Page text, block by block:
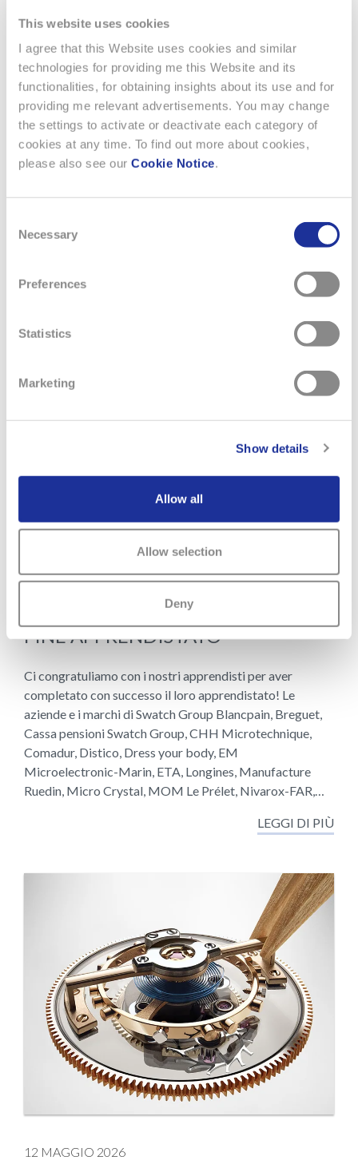
This website uses cookies
I agree that this Website uses cookies and similar
technologies for providing me this Website and its
functionalities, for obtaining insights about its use and for
providing me relevant advertisements. You may change
the settings to activate or deactivate each category of
cookies at any time. To find out more about cookies,
please also see our Cookie Notice.
Selection
Necessary
Preferences
Statistics
Marketing
Show details
Allow all
Allow selection
Deny
21 LUGLIO 2026 AD HOC
RAPPORTO SEMESTRALE 2026
Forte crescita delle vendite con significativo aumento
delle quote di mercatoSwatch Group ha registrato una
forte crescita del fatturato, sostenuta da una solida
continenti. Il portafoglio diversificato di marchi,
l’introduzione di nuovi prodotti innovativi e la crescente
efficienza delle…
LEGGI DI PIÙ
FINE APPRENDISTATO
Ci congratuliamo con i nostri apprendisti per aver
completato con successo il loro apprendistato! Le
aziende e i marchi di Swatch Group Blancpain, Breguet,
Cassa pensioni Swatch Group, CHH Microtechnique,
Comadur, Distico, Dress your body, EM
Microelectronic-Marin, ETA, Longines, Manufacture
Ruedin, Micro Crystal, MOM Le Prélet, Nivarox-FAR,…
LEGGI DI PIÙ
12 MAGGIO 2026